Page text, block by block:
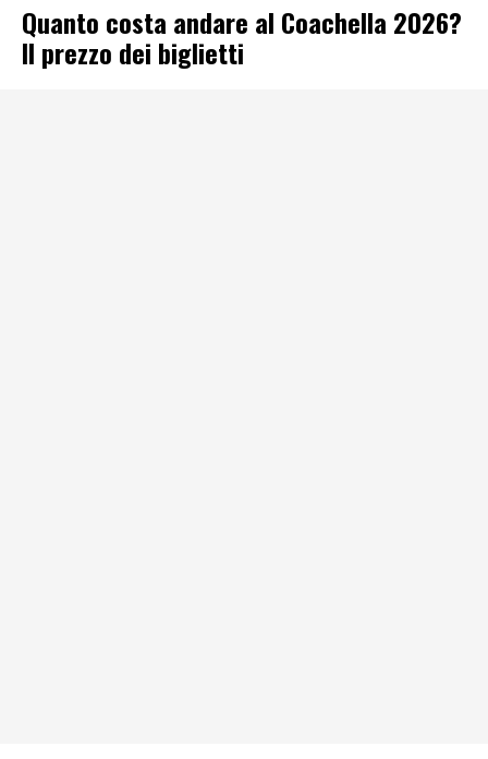
Quanto costa andare al Coachella 2026?
Il prezzo dei biglietti